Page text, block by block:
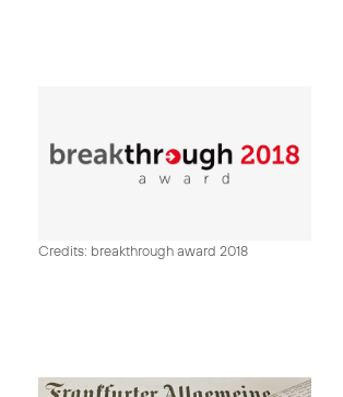
Credits: breakthrough award 2018